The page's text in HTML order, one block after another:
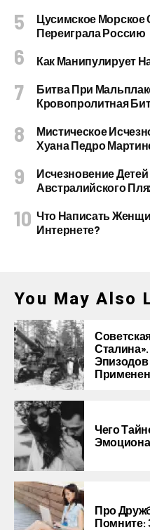
Цусимское Морское
Переиграла Россию
Как Манипулирует
Битва При
Кровопролитная
Мистическое
Хуана Педро
Исчезновение
Австралийского
Что Написать
Интернете?
You May Also
Чего
Про
Помните: